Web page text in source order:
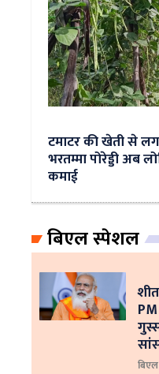
टमाटर की खेती से
भरतम्मा पोरेड्डी अब
कमाई
बिएल स्पेशल